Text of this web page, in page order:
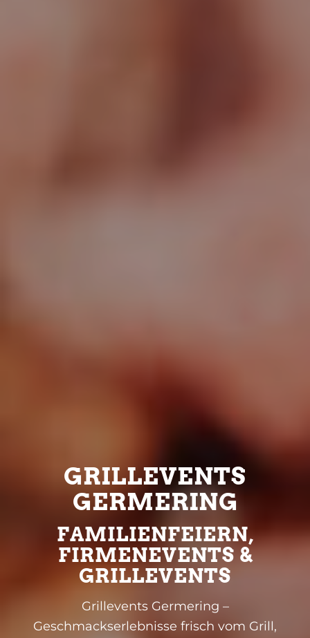
GRILLEVENTS
GERMERING
FAMILIENFEIERN,
FIRMENEVENTS &
GRILLEVENTS
Grillevents Germering –
Geschmackserlebnisse frisch vom Grill,